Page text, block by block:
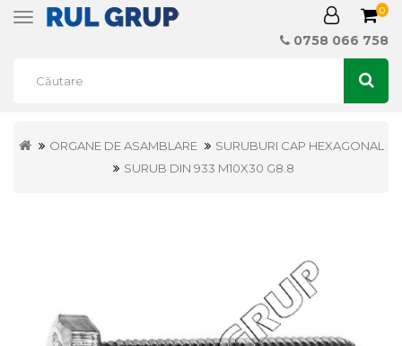
Toggle
0
0758 066 758
ORGANE DE ASAMBLARE
SURUBURI CAP HEXAGONAL
SURUB DIN 933 M10X30 G8.8